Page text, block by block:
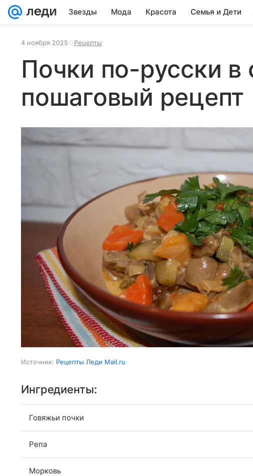
Звезды Мода Красота Семья и Дети
4 ноября 2025 Рецепты
Почки по-русски в
пошаговый рецепт
Источник: Рецепты Леди Mail.ru
Ингредиенты:
Говяжьи почки
Репа
Морковь